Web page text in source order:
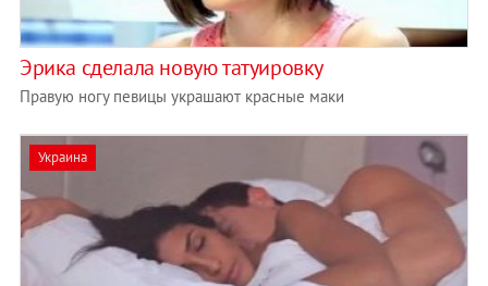
Эрика сделала новую татуировку
Правую ногу певицы украшают красные маки
Украина